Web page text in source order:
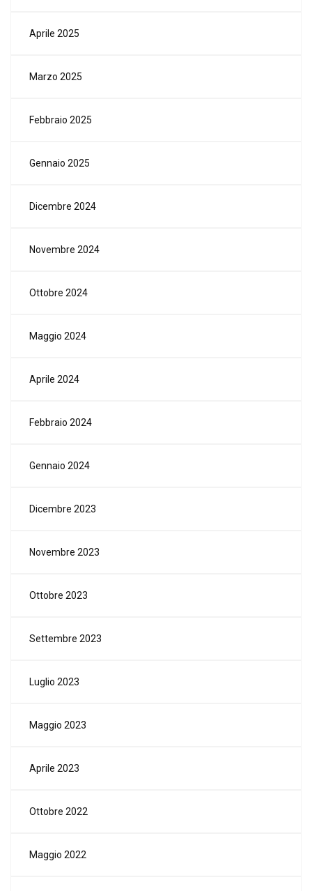
Aprile 2025
Marzo 2025
Febbraio 2025
Gennaio 2025
Dicembre 2024
Novembre 2024
Ottobre 2024
Maggio 2024
Aprile 2024
Febbraio 2024
Gennaio 2024
Dicembre 2023
Novembre 2023
Ottobre 2023
Settembre 2023
Luglio 2023
Maggio 2023
Aprile 2023
Ottobre 2022
Maggio 2022